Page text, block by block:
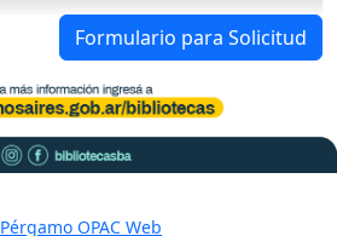
Formulario para Solicitud
Pérgamo OPAC Web